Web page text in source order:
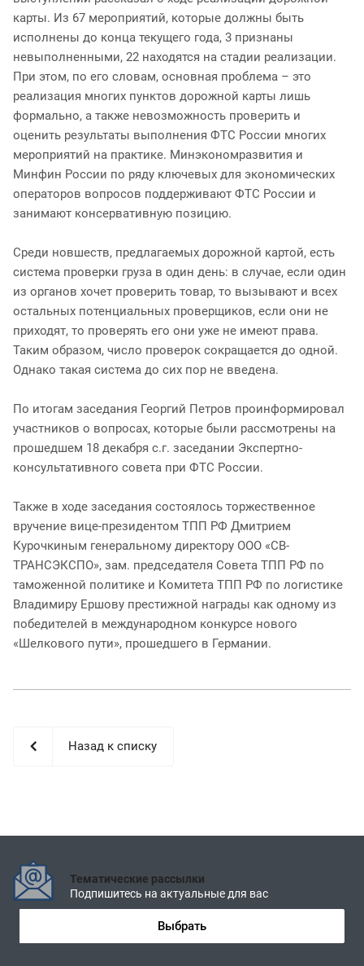
карты. Из 67 мероприятий, которые должны быть
исполнены до конца текущего года, 3 признаны
невыполненными, 22 находятся на стадии реализации.
При этом, по его словам, основная проблема – это
реализация многих пунктов дорожной карты лишь
формально, а также невозможность проверить и
оценить результаты выполнения ФТС России многих
мероприятий на практике. Минэкономразвития и
Минфин России по ряду ключевых для экономических
операторов вопросов поддерживают ФТС России и
занимают консервативную позицию.
Среди новшеств, предлагаемых дорожной картой, есть
система проверки груза в один день: в случае, если один
из органов хочет проверить товар, то вызывают и всех
остальных потенциальных проверщиков, если они не
приходят, то проверять его они уже не имеют права.
Таким образом, число проверок сокращается до одной.
Однако такая система до сих пор не введена.
По итогам заседания Георгий Петров проинформировал
участников о вопросах, которые были рассмотрены на
прошедшем 18 декабря с.г. заседании Экспертно-
консультативного совета при ФТС России.
Также в ходе заседания состоялось торжественное
вручение вице-президентом ТПП РФ Дмитрием
Курочкиным генеральному директору ООО «СВ-
ТРАНСЭКСПО», зам. председателя Совета ТПП РФ по
таможенной политике и Комитета ТПП РФ по логистике
Владимиру Ершову престижной награды как одному из
победителей в международном конкурсе нового
«Шелкового пути», прошедшего в Германии.
Назад к списку
Тематические рассылки
Подпишитесь на актуальные для вас
Выбрать